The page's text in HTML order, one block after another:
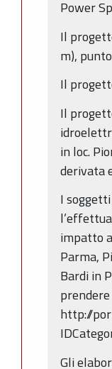
Power
Il
m),
Il
Il
in loc.
derivata
I
impatto
Parma,
Bardi in
http://
Gli